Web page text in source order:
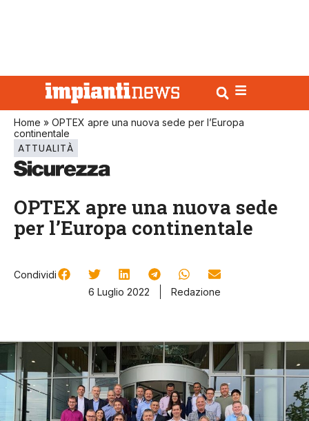
Home » OPTEX apre una nuova sede per l’Europa
continentale
ATTUALITÀ
OPTEX apre una nuova sede
per l’Europa continentale
Condividi
6 Luglio 2022
Redazione